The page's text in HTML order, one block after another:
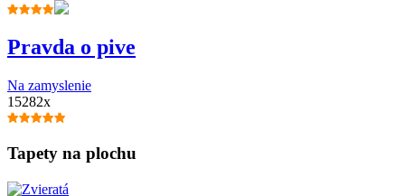
Pravda o pive
Na zamyslenie
15282x
Tapety na plochu